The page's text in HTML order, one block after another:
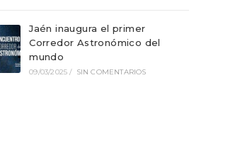
Jaén inaugura el primer
Corredor Astronómico del
mundo
09/03/2025 / SIN COMENTARIOS